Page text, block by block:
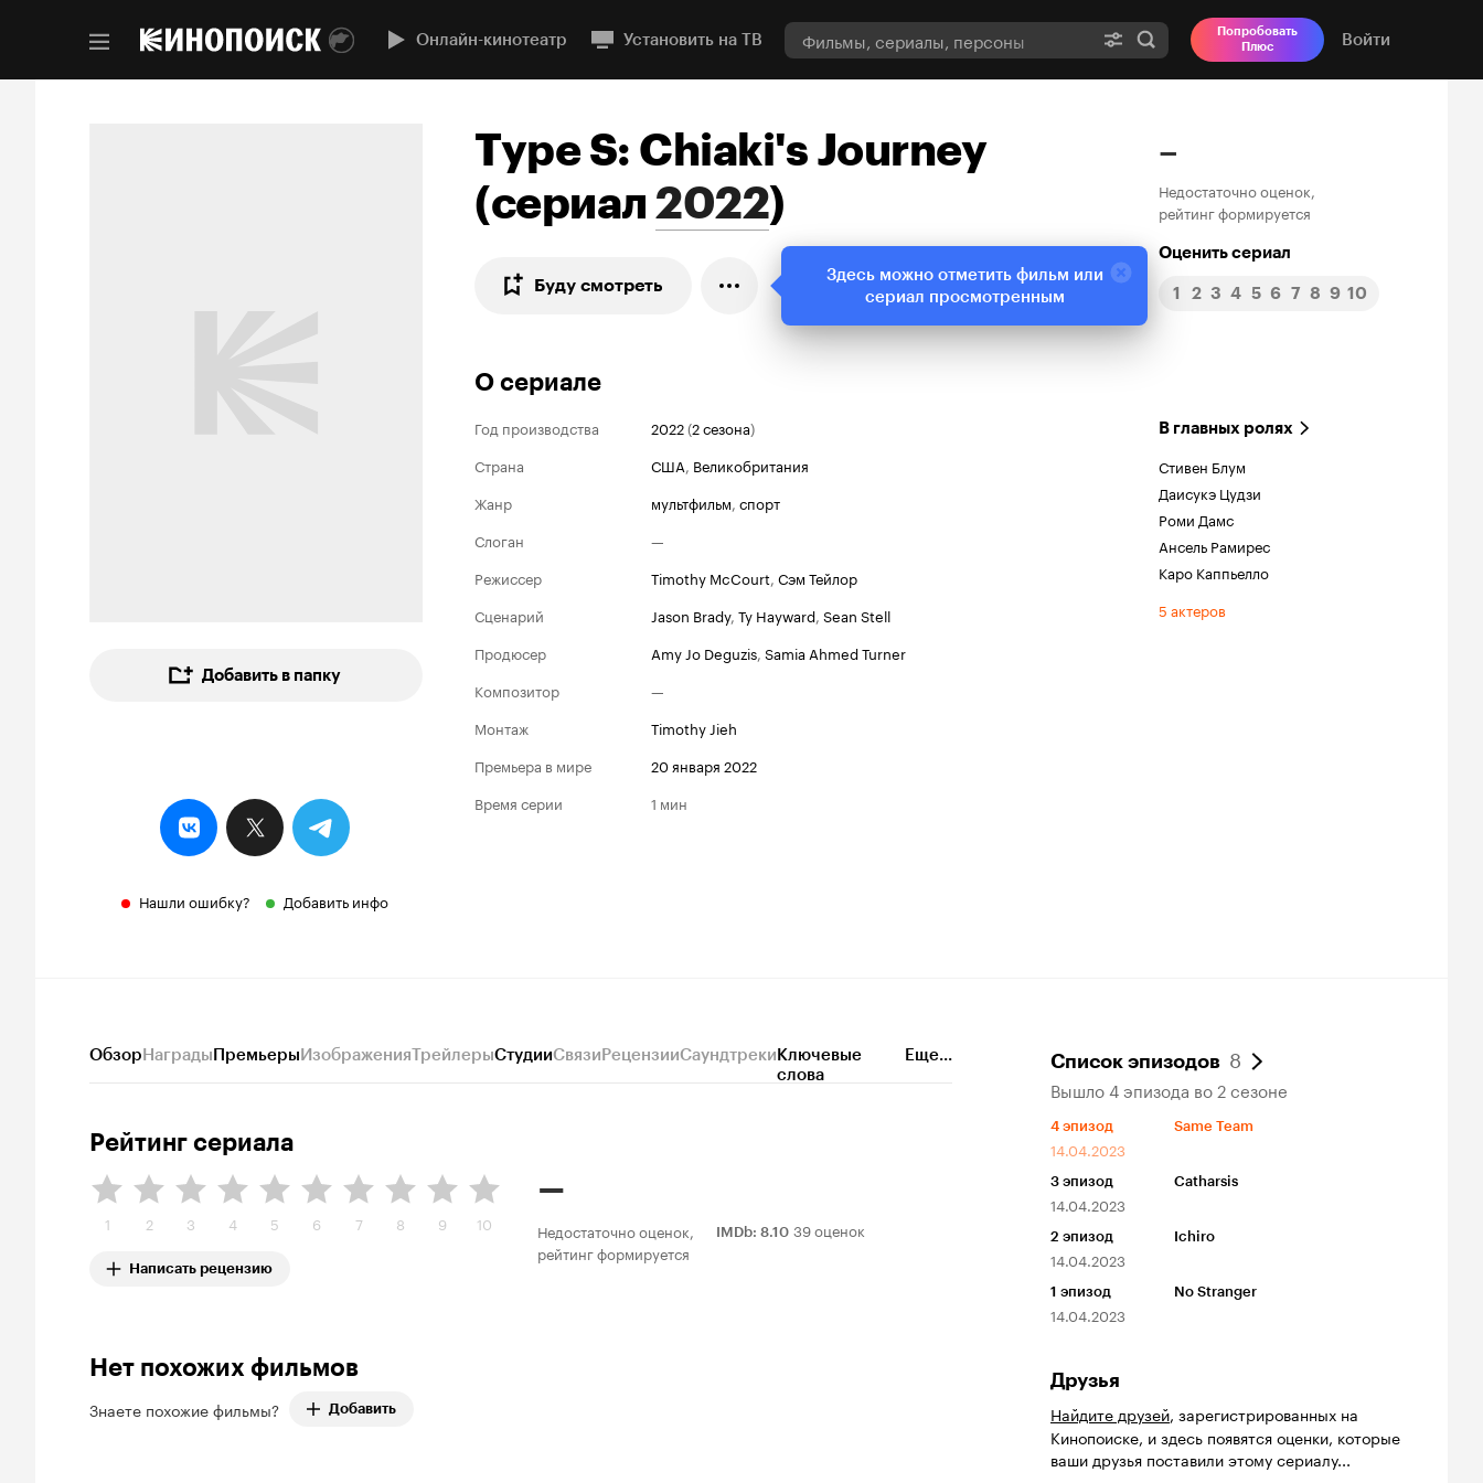
Онлайн-кинотеатр Установить на ТВ
Попробовать
Плюс
Войти
Добавить в папку
Нашли ошибку? Добавить инфо
Type S: Chiaki's Journey
(сериал2022)
Буду смотреть
–
Недостаточно оценок,
рейтинг формируется
Оценить сериал
1 2 3 4 5 6 7 8 9 10
О сериале
Год производства 2022(2 сезона)
Страна
США, Великобритания
Жанр
мультфильм, спорт
Слоган
—
Режиссер
Timothy McCourt, Сэм Тейлор
Сценарий
Jason Brady, Ty Hayward, Sean Stell
Продюсер
Amy Jo Deguzis, Samia Ahmed Turner
Композитор
—
Монтаж
Timothy Jieh
Премьера в мире
20 января 2022
Время серии
1 мин
В главных ролях
Стивен Блум
Даисукэ Цудзи
Роми Дамс
Ансель Рамирес
Каро Каппьелло
5 актеров
ОбзорНаградыПремьерыИзображенияТрейлерыСтудииСвязиРецензииСаундтрекиКлючевые
слова
Еще...
Рейтинг сериала
1 2 3 4 5 6 7 8 9 10
Написать рецензию
–
Недостаточно оценок,
рейтинг формируется
IMDb: 8.10 39 оценок
Нет похожих фильмов
Знаете похожие фильмы? Добавить
Список эпизодов 8
Вышло 4 эпизода во 2 сезоне
4 эпизод
14.04.2023
Same Team
3 эпизод
14.04.2023
Catharsis
2 эпизод
14.04.2023
Ichiro
1 эпизод
14.04.2023
No Stranger
Друзья
Найдите друзей, зарегистрированных на
Кинопоиске, и здесь появятся оценки, которые
ваши друзья поставили этому сериалу...
Здесь можно отметить фильм или
сериал просмотренным